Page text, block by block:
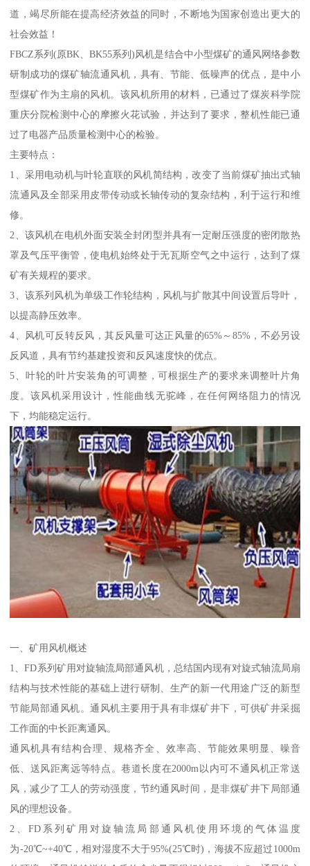
道，竭尽所能在提高经济效益的同时，不断地为国家创造出更大的
社会效益！
FBCZ系列(原BK、BK55系列)风机是结合中小型煤矿的通风网络参数
研制成功的煤矿轴流通风机，具有、节能、低噪声的优点，是中小
型煤矿作为主扇的风机。该风机所用的材料，已通过了煤炭科学院
重庆分院检测中心的摩擦火花试验，并达到了要求，整机性能已通
过了电器产品质量检测中心的检验。
主要特点：
1、采用电动机与叶轮直联的风机简结构，改变了当前煤矿抽出式轴
流通风及全部采用皮带传动或长轴传动的复杂结构，利于运行和维
修。
2、该风机在电机外面安装全封闭型并具有一定耐压强度的密闭散热
罩及气压平衡管，使电机始终处于无瓦斯空气之中运行，达到了煤
矿有关规程的要求。
3、该系列风机为单级工作轮结构，风机与扩散其中间设置后导叶，
以提高静压效率。
4、风机可反转反风，其反风量可达正风量的65%～85%，不必另设
反风道，具有节约基建投资和反风速度快的优点。
5、叶轮的叶片安装角的可调整，可根据生产的要求来调整叶片角
度。该风机采用设计，性能曲线无驼峰，在任何网络阻力的情况
下，均能稳定运行。
一、矿用风机概述
1、FD系列矿用对旋轴流局部通风机，总结国内现有对旋式轴流局扇
结构与技术性能的基础上进行研制、生产的新一代用途广泛的新型
节能局部通风机。通风机主要用于具有非煤矿井下，可供矿井采掘
工作面的中长距离通风。
通风机具有结构合理、规格齐全、效率高、节能效果明显、噪音
低、送风距离远等特点。巷道长度在2000m以内可不通风机正常送
风，减少了工人的劳动强度，节约通风时间，是非煤矿井下局部通
风的理想设备。
2、FD系列矿用对旋轴流局部通风机使用环境的气体温度
为-20℃~+40℃，相对湿度不大于95%(25℃时)，海拔不应超过1000m